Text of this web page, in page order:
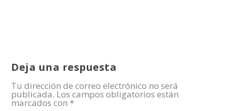
Deja una respuesta
Tu dirección de correo electrónico no será
publicada. Los campos obligatorios están
marcados con *